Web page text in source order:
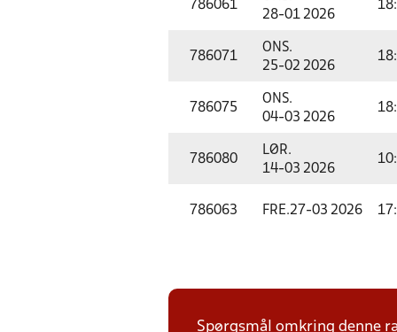
786061
28-01 2026
786071
ONS.
25-02 2026
786075
ONS.
04-03 2026
786080
LØR.
14-03 2026
786063 FRE.27-03 2026
Spørgsmål omkring denne